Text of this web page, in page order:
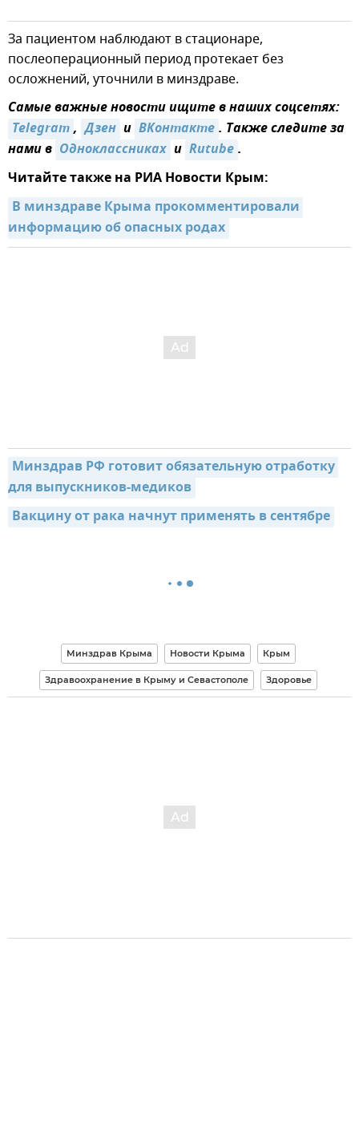
За пациентом наблюдают в стационаре,
послеоперационный период протекает без
осложнений, уточнили в минздраве.
Самые важные новости ищите в наших соцсетях:
Telegram, Дзен и ВКонтакте. Также следите за
нами в Одноклассниках и Rutube.
Читайте также на РИА Новости Крым:
В минздраве Крыма прокомментировали
информацию об опасных родах
Минздрав РФ готовит обязательную отработку
для выпускников-медиков
Вакцину от рака начнут применять в сентябре
Минздрав Крыма Новости Крыма Крым
Здравоохранение в Крыму и Севастополе Здоровье